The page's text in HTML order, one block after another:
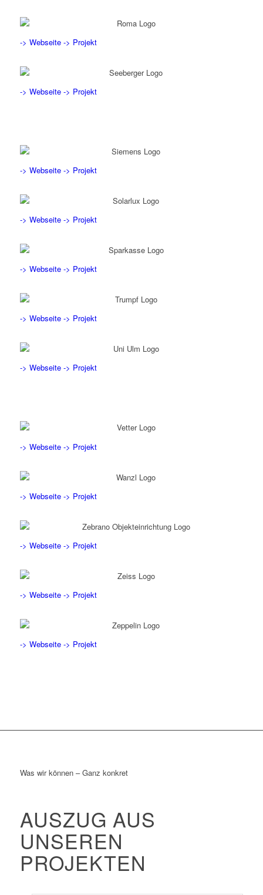
-> Webseite -> Projekt
-> Webseite -> Projekt
-> Webseite -> Projekt
-> Webseite -> Projekt
-> Webseite -> Projekt
-> Webseite -> Projekt
-> Webseite -> Projekt
-> Webseite -> Projekt
-> Webseite -> Projekt
-> Webseite -> Projekt
-> Webseite -> Projekt
-> Webseite -> Projekt
Was wir können – Ganz konkret
AUSZUG AUS
UNSEREN
PROJEKTEN